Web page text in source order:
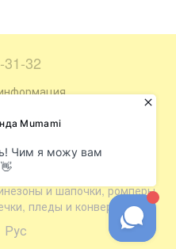
31-32
сайта
и шапочки, ромперы,
пледы и конверты.
Рус